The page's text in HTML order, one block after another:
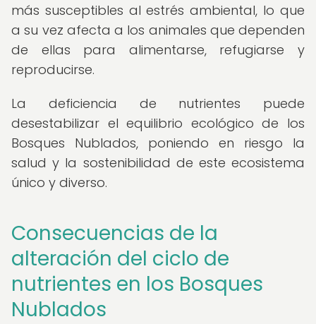
más susceptibles al estrés ambiental, lo que
a su vez afecta a los animales que dependen
de ellas para alimentarse, refugiarse y
reproducirse.
La deficiencia de nutrientes puede
desestabilizar el equilibrio ecológico de los
Bosques Nublados, poniendo en riesgo la
salud y la sostenibilidad de este ecosistema
único y diverso.
Consecuencias de la
alteración del ciclo de
nutrientes en los Bosques
Nublados